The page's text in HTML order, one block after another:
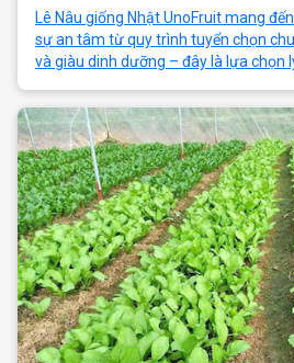
Lê Nâu giống Nhật UnoFruit mang
sự an tâm từ quy trình tuyển chọn
và giàu dinh dưỡng – đây là lựa chọn